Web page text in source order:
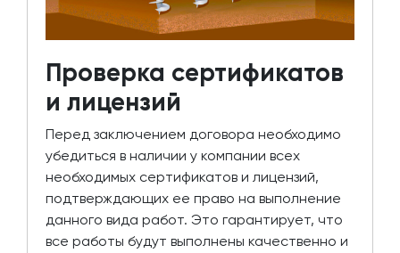
Проверка сертификатов
и лицензий
Перед заключением договора необходимо
убедиться в наличии у компании всех
необходимых сертификатов и лицензий,
подтверждающих ее право на выполнение
данного вида работ. Это гарантирует, что
все работы будут выполнены качественно и